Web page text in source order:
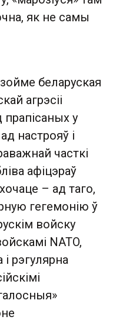
як не самы
беларуская
агрэсіі
у
настрояў і
часткі
афіцэраў
– ад таго,
гегемонію ў
войску
NATO,
рэгулярна